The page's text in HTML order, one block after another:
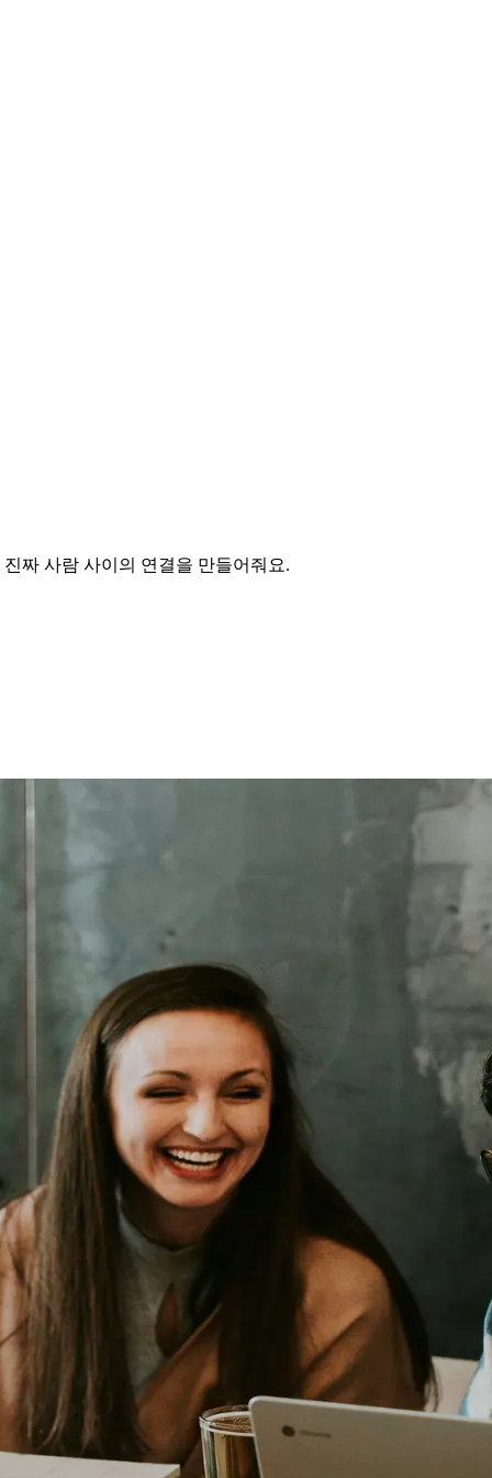
짜 사람 사이의 연결을 만들어줘요.